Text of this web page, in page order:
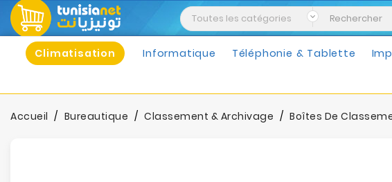
Climatisation Informatique Téléphonie & Tablette
Accueil Bureautique Classement & Archivage Boîtes De